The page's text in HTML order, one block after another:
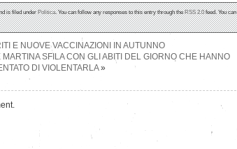
is filed underPolitica. You can follow any responses to this entry through theRSS 2.0feed. You can
E NUOVE VACCINAZIONI IN AUTUNNO
MARTINA SFILA CON GLI ABITI DEL GIORNO CHE HANNO
DI VIOLENTARLA»